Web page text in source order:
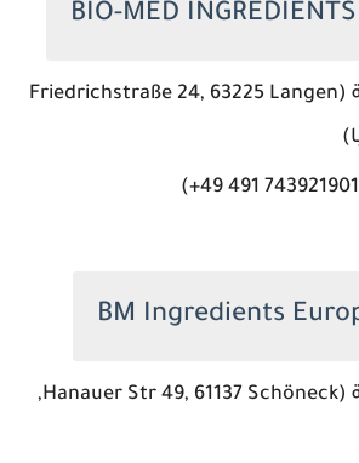
عنوان الشركة (Friedrichstraße 24, 63225 Langen
عنوان الشركة (Hanauer Str 49, 61137 Schöneck,